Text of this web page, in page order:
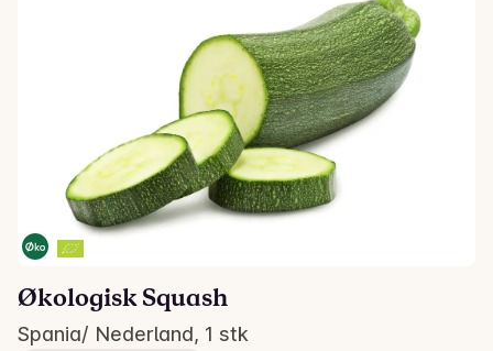
Økologisk Squash
Spania/ Nederland, 1 stk